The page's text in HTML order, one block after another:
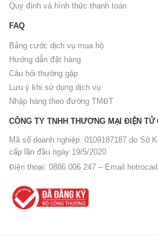
Quy định và hình thức thanh toán
FAQ
Bảng cước dịch vụ mua hộ
Hướng dẫn đặt hàng
Câu hỏi thường gặp
Lưu ý khi sử dụng dịch vụ
Nhập hàng theo đường TMĐT
CÔNG TY TNHH THƯƠNG MẠI ĐIỆN TỬ
Mã số doanh nghiệp: 0109187187 do Sở
cấp lần đầu ngày 19/5/2020
Điện thoại: 0886 006 247 – Email